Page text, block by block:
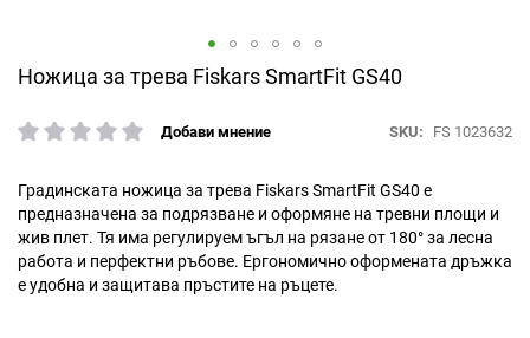
Ножица за трева Fiskars SmartFit GS40
рейтинг:
Добави мнение SKU FS 1023632
Градинската ножица за трева Fiskars SmartFit GS40 е
предназначена за подрязване и оформяне на тревни площи и
жив плет. Тя има регулируем ъгъл на рязане от 180° за лесна
работа и перфектни ръбове. Ергономично оформената дръжка
е удобна и защитава пръстите на ръцете.
Преминете
началото
на
със
снимки